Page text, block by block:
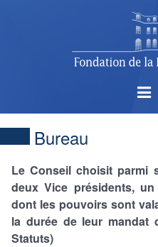
Bureau
Le Conseil choisit parmi
deux Vice présidents,
dont les pouvoirs sont
la durée de leur mandat
Statuts)